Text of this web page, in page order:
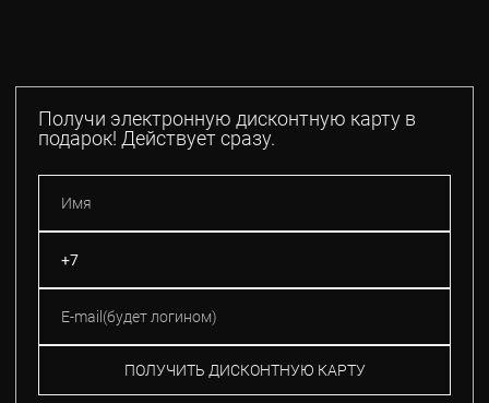
Получи электронную дисконтную карту в
подарок! Действует сразу.
ПОЛУЧИТЬ ДИСКОНТНУЮ КАРТУ